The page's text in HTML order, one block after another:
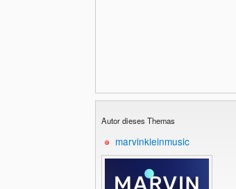
Autor dieses Themas
marvinkleinmusic